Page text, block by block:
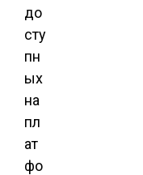
до
сту
пн
ых
на
пл
ат
фо